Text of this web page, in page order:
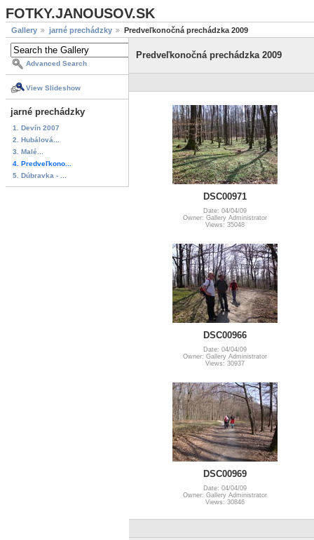
FOTKY.JANOUSOV.SK
Gallery jarné prechádzky Predveľkonočná prechádzka 2009
Advanced Search
View Slideshow
jarné prechádzky
1. Devín 2007
2. Hubálová...
3. Malé...
4. Predveľkono...
5. Dúbravka - ...
Predveľkonočná prechádzka 2009
DSC00971
Date: 04/04/09
Owner: Gallery Administrator
Views: 35048
DSC00966
Date: 04/04/09
Owner: Gallery Administrator
Views: 30937
DSC00969
Date: 04/04/09
Owner: Gallery Administrator
Views: 30846